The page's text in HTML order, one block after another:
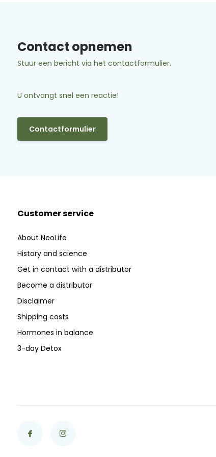
Contact opnemen
Stuur een bericht via het contactformulier.
U ontvangt snel een reactie!
Contactformulier
Customer service
About NeoLife
History and science
Get in contact with a distributor
Become a distributor
Disclaimer
Shipping costs
Hormones in balance
3-day Detox